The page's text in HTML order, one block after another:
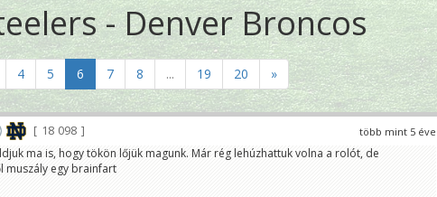
- Denver Broncos
4 5 6 7 8 ... 19 20 »
több mint 5 éve
18 098
ma is, hogy tökön lőjük magunk. Már rég lehúzhattuk volna a rolót, de
muszály egy brainfart